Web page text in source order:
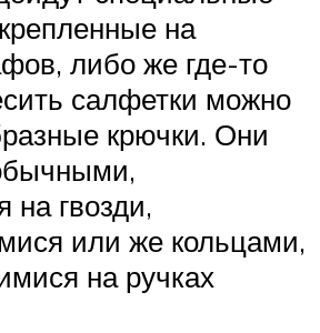
на
либо же где-то
салфетки можно
крючки. Они
на гвозди,
или же кольцами,
на ручках